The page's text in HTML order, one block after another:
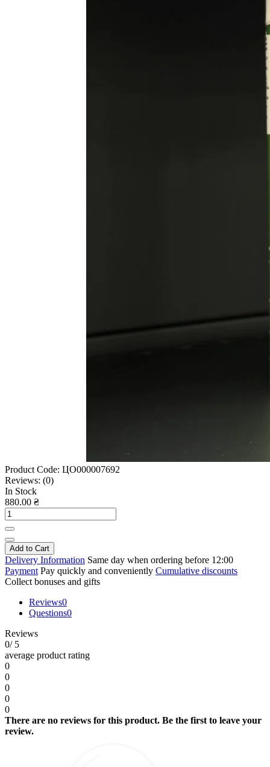
Product Code: ЦО000007692
Reviews: (0)
In Stock
880.00 ₴
Add to Cart
Delivery Information Same day when ordering before 12:00
Payment Pay quickly and conveniently Cumulative discounts
Collect bonuses and gifts
Reviews0
Questions0
Reviews
0/ 5
average product rating
0
0
0
0
0
There are no reviews for this product. Be the first to leave your
review.